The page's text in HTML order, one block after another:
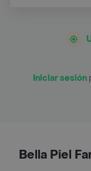
Iniciar sesión
Bella Piel